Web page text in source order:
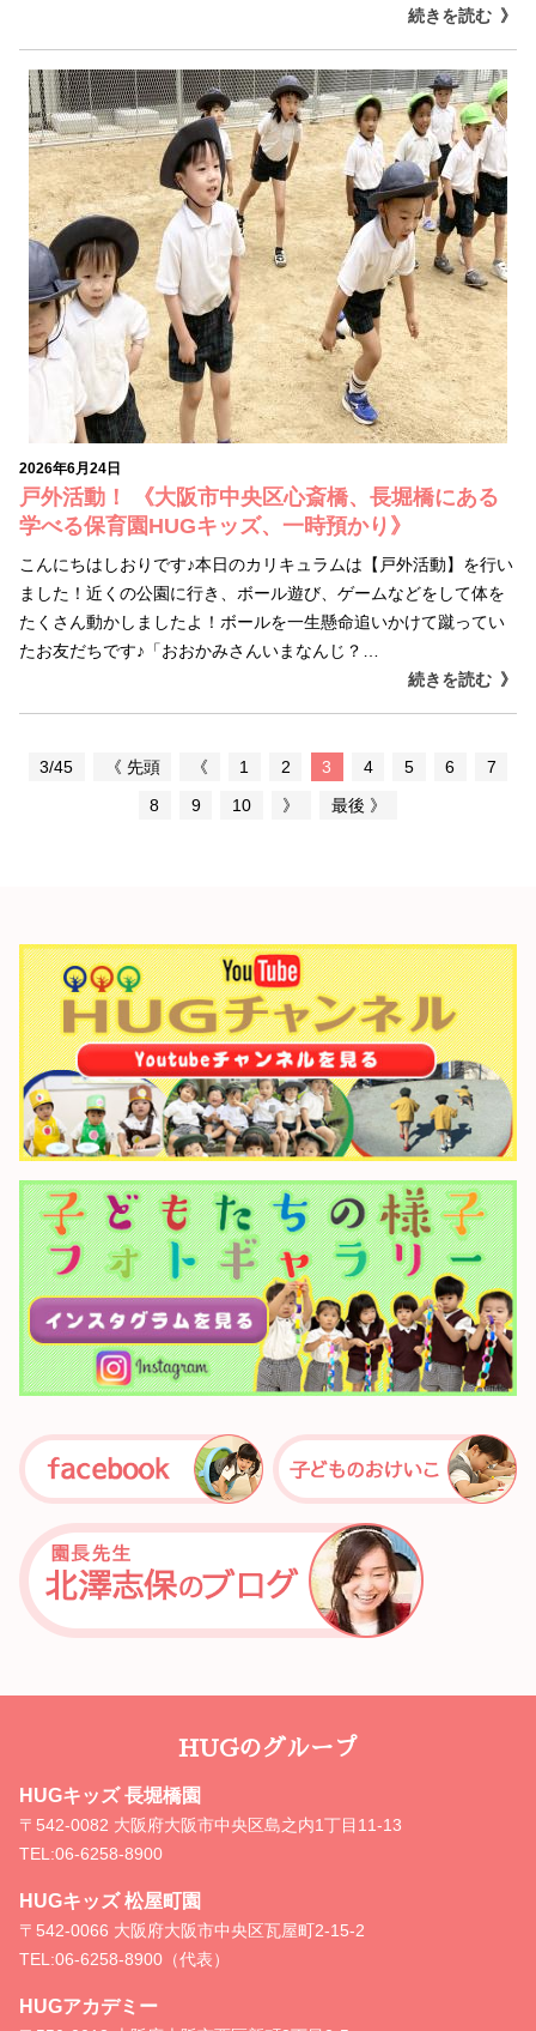
続きを読む
2026年6月24日
戸外活動！ 《大阪市中央区心斎橋、長堀橋にある
学べる保育園HUGキッズ、一時預かり》
こんにちはしおりです♪本日のカリキュラムは【戸外活動】を行い
ました！近くの公園に行き、ボール遊び、ゲームなどをして体を
たくさん動かしましたよ！ボールを一生懸命追いかけて蹴ってい
たお友だちです♪「おおかみさんいまなんじ？…
続きを読む
3/45 《 先頭 《 1 2 3 4 5 6
7
8
9 10 》 最後 》
HUGのグループ
HUGキッズ 長堀橋園
〒542-0082 大阪府大阪市中央区島之内1丁目11-13
TEL:06-6258-8900
HUGキッズ 松屋町園
〒542-0066 大阪府大阪市中央区瓦屋町2-15-2
TEL:06-6258-8900（代表）
HUGアカデミー